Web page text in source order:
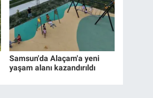
Samsun'da Alaçam'a yeni
yaşam alanı kazandırıldı